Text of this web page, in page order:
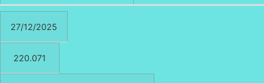
27/12/2025
220.071